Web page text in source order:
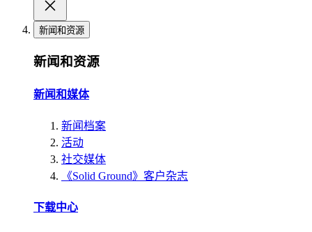
新闻和资源
新闻和资源
新闻和媒体
新闻档案
活动
社交媒体
《Solid Ground》客户杂志
下载中心